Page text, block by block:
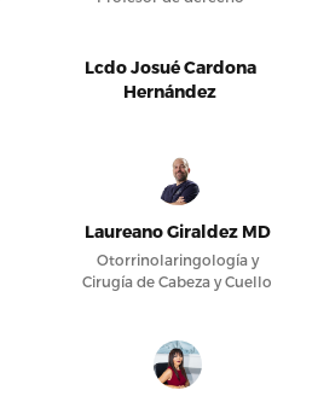
Lcdo Josué Cardona
Hernández
Laureano Giraldez MD
Otorrinolaringología y
Cirugía de Cabeza y Cuello